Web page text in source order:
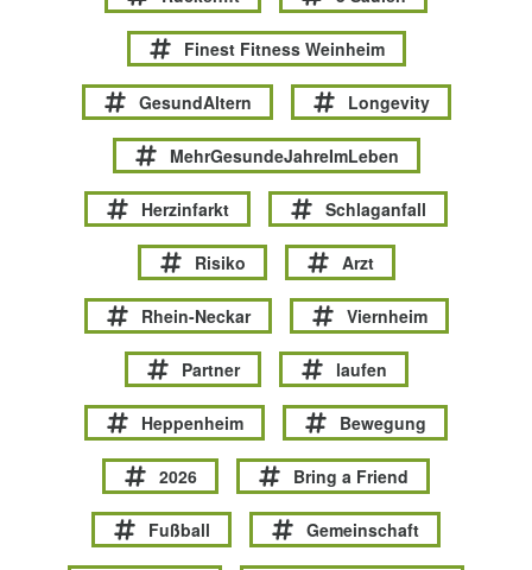
Finest Fitness Weinheim
GesundAltern Longevity
MehrGesundeJahreImLeben
Herzinfarkt Schlaganfall
Risiko Arzt
Rhein-Neckar Viernheim
Partner laufen
Heppenheim Bewegung
2026 Bring a Friend
Fußball Gemeinschaft